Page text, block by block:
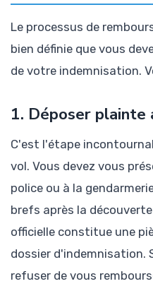
Le processus de
bien définie que vous
de votre indemnisation.
1. Déposer plainte
C'est l'étape
vol. Vous devez vous
police ou à la
brefs après la
officielle constitue une
dossier d'indemnisation.
refuser de vous